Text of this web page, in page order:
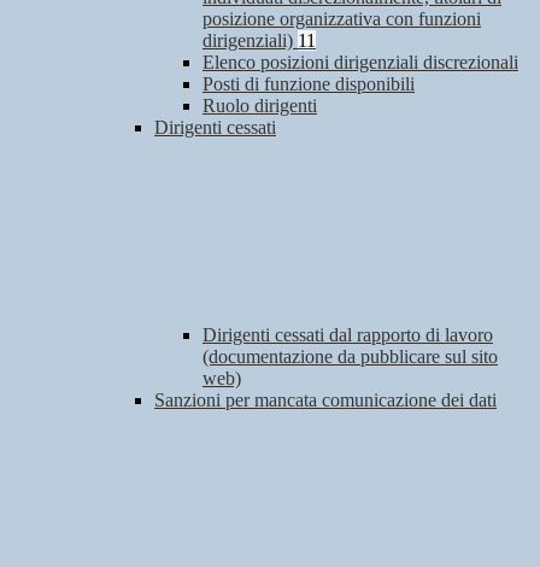
posizione organizzativa con funzioni
dirigenziali) 11
Elenco posizioni dirigenziali discrezionali
Posti di funzione disponibili
Ruolo dirigenti
Dirigenti cessati
Dirigenti cessati dal rapporto di lavoro
(documentazione da pubblicare sul sito
web)
Sanzioni per mancata comunicazione dei dati